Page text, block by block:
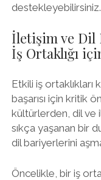
destekleyebilirsiniz.
İletişim ve Dil
İş Ortaklığı
Etkili iş
başarısı için kritik
kültürlerden, dil ve
sıkça yaşanan bir
dil bariyerlerini
Öncelikle, bir iş